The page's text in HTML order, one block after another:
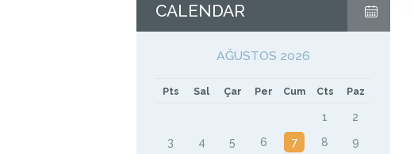
CALENDAR
AĞUSTOS 2026
Pts Sal Çar Per Cum Cts Paz
1
2
3
4 5 6 7 8
9